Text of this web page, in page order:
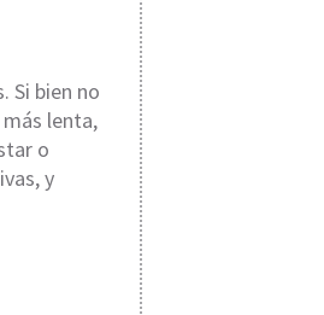
Si bien no
lenta,
o
y